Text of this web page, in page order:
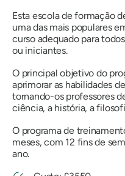
Esta escola de formação
uma das mais populares
curso adequado para
ou iniciantes.
O principal objetivo do
aprimorar as habilidades
tornando-os professores
ciência, a história, a
O programa de
meses, com 12 fins de
ano.